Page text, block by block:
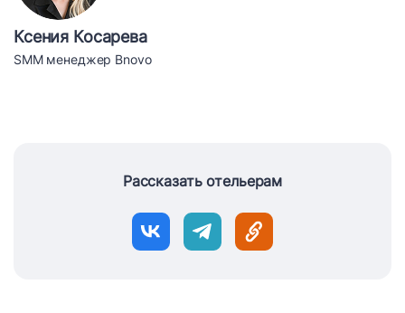
Ксения Косарева
SMM менеджер Bnovo
Рассказать отельерам